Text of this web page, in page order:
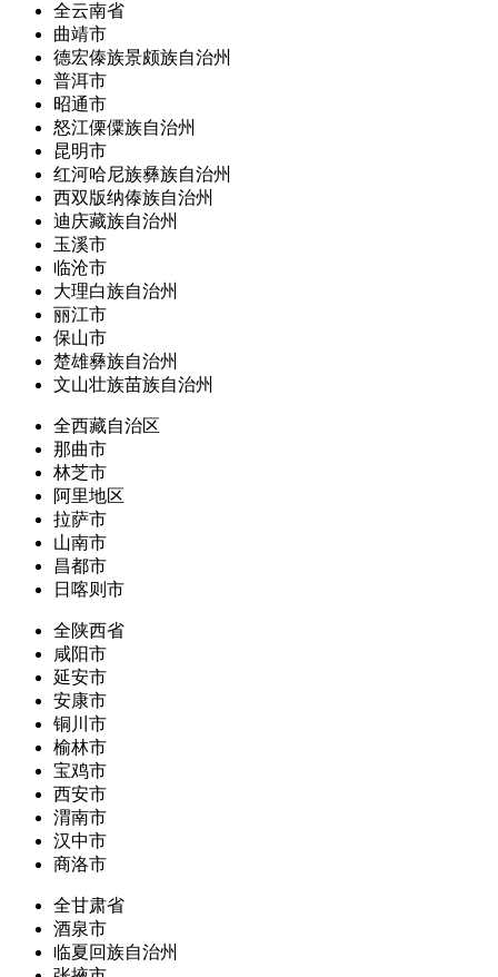
全云南省
曲靖市
德宏傣族景颇族自治州
普洱市
昭通市
怒江傈僳族自治州
昆明市
红河哈尼族彝族自治州
西双版纳傣族自治州
迪庆藏族自治州
玉溪市
临沧市
大理白族自治州
丽江市
保山市
楚雄彝族自治州
文山壮族苗族自治州
全西藏自治区
那曲市
林芝市
阿里地区
拉萨市
山南市
昌都市
日喀则市
全陕西省
咸阳市
延安市
安康市
铜川市
榆林市
宝鸡市
西安市
渭南市
汉中市
商洛市
全甘肃省
酒泉市
临夏回族自治州